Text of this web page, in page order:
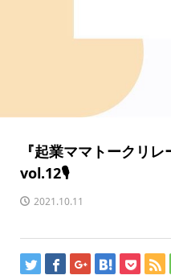
『起業ママトークリ
vol.12🎙
2021.10.11